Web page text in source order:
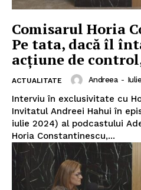
Comisarul Horia
Pe tata, dacă îl
acțiune de
ACTUALITATE Andreea -
Interviu în exclusivitate cu
Invitatul Andreei Hahui în
iulie 2024) al podcastului
Horia Constantinescu,...